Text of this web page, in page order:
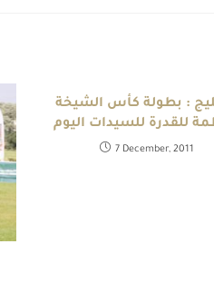
: بطولة كأس الشيخة
للقدرة للسيدات اليوم
7 December, 2011